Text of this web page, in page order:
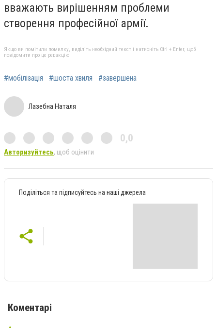
вважають вирішенням проблеми
створення професійної армії.
Якщо ви помітили помилку, виділіть необхідний текст і натисніть Ctrl + Enter, щоб
повідомити про це редакцію
#мобілізація #шоста хвиля #завершена
Лазебна Наталя
0,0
Авторизуйтесь, щоб оцінити
Поділіться та підписуйтесь на наші джерела
Коментарі